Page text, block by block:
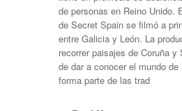
de personas en Reino Unido.
de Secret Spain se filmó a
entre Galicia y León. La
recorrer paisajes de Coruña y
de dar a conocer el mundo
forma parte de las trad